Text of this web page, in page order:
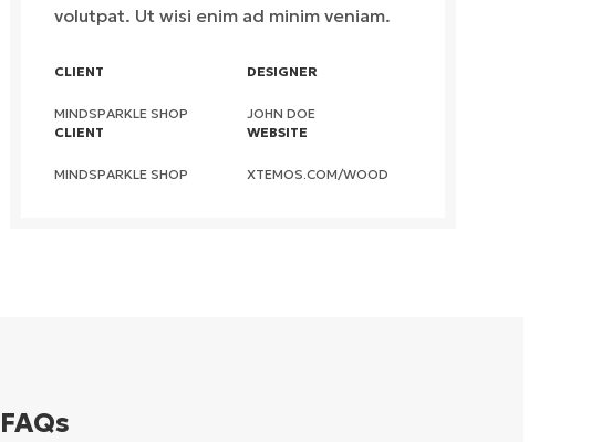
volutpat. Ut wisi enim ad minim veniam.
CLIENT
MINDSPARKLE SHOP
DESIGNER
JOHN DOE
CLIENT
MINDSPARKLE SHOP
WEBSITE
XTEMOS.COM/WOOD
FAQs